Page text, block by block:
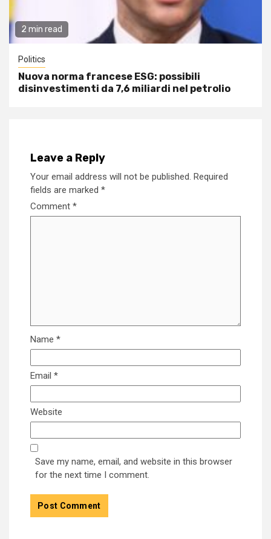
2 min read
Politics
Nuova norma francese ESG: possibili
disinvestimenti da 7,6 miliardi nel petrolio
Leave a Reply
Your email address will not be published. Required
fields are marked *
Comment *
Name *
Email *
Website
Save my name, email, and website in this browser
for the next time I comment.